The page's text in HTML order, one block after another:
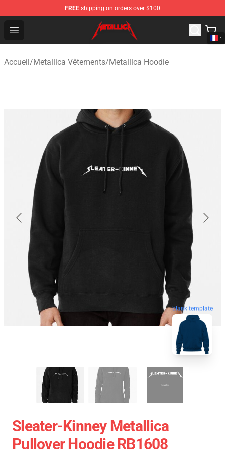
FREE shipping on orders over $100
Open menu
Metallica Store - Official Metallica Merchandise Shop
Accueil/Metallica Vêtements/Metallica Hoodie
blank template
Sleater-Kinney Metallica
Pullover Hoodie RB1608